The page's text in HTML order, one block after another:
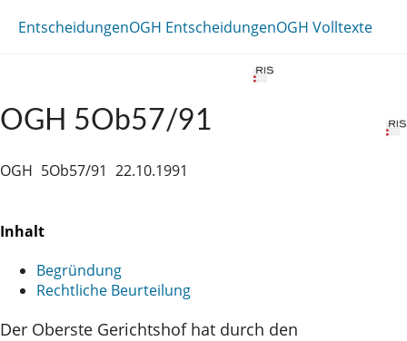
EntscheidungenOGH EntscheidungenOGH Volltexte
OGH 5Ob57/91
OGH 5Ob57/91 22.10.1991
Inhalt
Begründung
Rechtliche Beurteilung
Der Oberste Gerichtshof hat durch den